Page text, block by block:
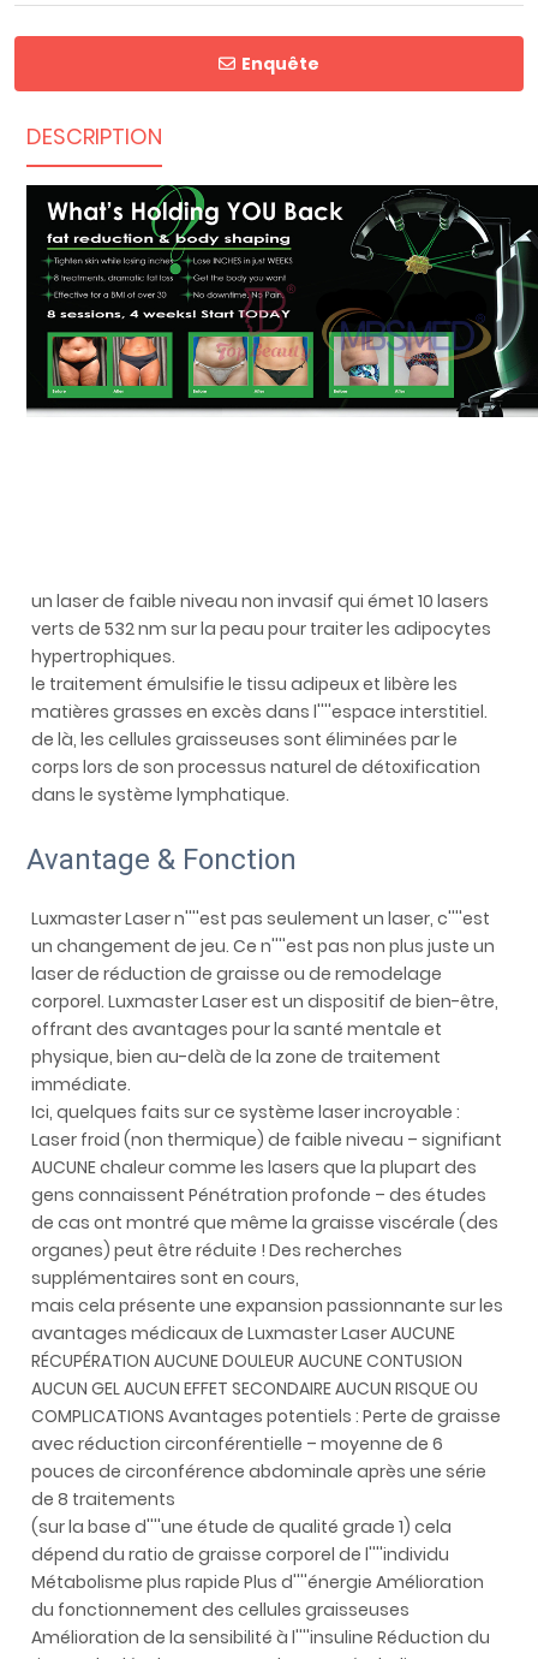
Enquête
DESCRIPTION
un laser de faible niveau non invasif qui émet 10 lasers
verts de 532 nm sur la peau pour traiter les adipocytes
hypertrophiques.
le traitement émulsifie le tissu adipeux et libère les
matières grasses en excès dans l''''espace interstitiel.
de là, les cellules graisseuses sont éliminées par le
corps lors de son processus naturel de détoxification
dans le système lymphatique.
Avantage & Fonction
Luxmaster Laser n''''est pas seulement un laser, c''''est
un changement de jeu. Ce n''''est pas non plus juste un
laser de réduction de graisse ou de remodelage
corporel. Luxmaster Laser est un dispositif de bien-être,
offrant des avantages pour la santé mentale et
physique, bien au-delà de la zone de traitement
immédiate.
Ici, quelques faits sur ce système laser incroyable :
Laser froid (non thermique) de faible niveau – signifiant
AUCUNE chaleur comme les lasers que la plupart des
gens connaissent Pénétration profonde – des études
de cas ont montré que même la graisse viscérale (des
organes) peut être réduite ! Des recherches
supplémentaires sont en cours,
mais cela présente une expansion passionnante sur les
avantages médicaux de Luxmaster Laser AUCUNE
RÉCUPÉRATION AUCUNE DOULEUR AUCUNE CONTUSION
AUCUN GEL AUCUN EFFET SECONDAIRE AUCUN RISQUE OU
COMPLICATIONS Avantages potentiels : Perte de graisse
avec réduction circonférentielle – moyenne de 6
pouces de circonférence abdominale après une série
de 8 traitements
(sur la base d''''une étude de qualité grade 1) cela
dépend du ratio de graisse corporel de l''''individu
Métabolisme plus rapide Plus d''''énergie Amélioration
du fonctionnement des cellules graisseuses
Amélioration de la sensibilité à l''''insuline Réduction du